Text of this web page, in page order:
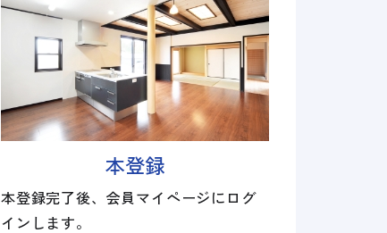
本登録
本登録完了後、会員マイページにログ
インします。